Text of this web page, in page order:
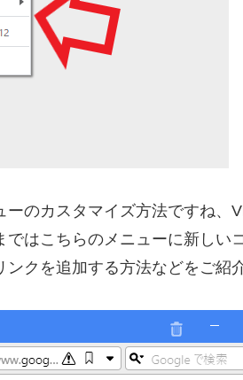
のカスタマイズ方法ですね、
はこちらのメニューに新しい
クを追加する方法などをご紹